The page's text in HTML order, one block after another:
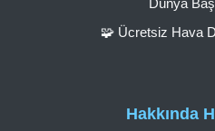
Hakkında
🧩 Ücretsiz Hava